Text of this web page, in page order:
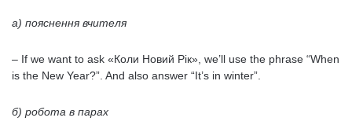
а) пояснення вчителя
– If we want to ask «Коли Новий Рік», we’ll use the phrase “When
is the New Year?”. And also answer “It’s in winter”.
б) робота в парах